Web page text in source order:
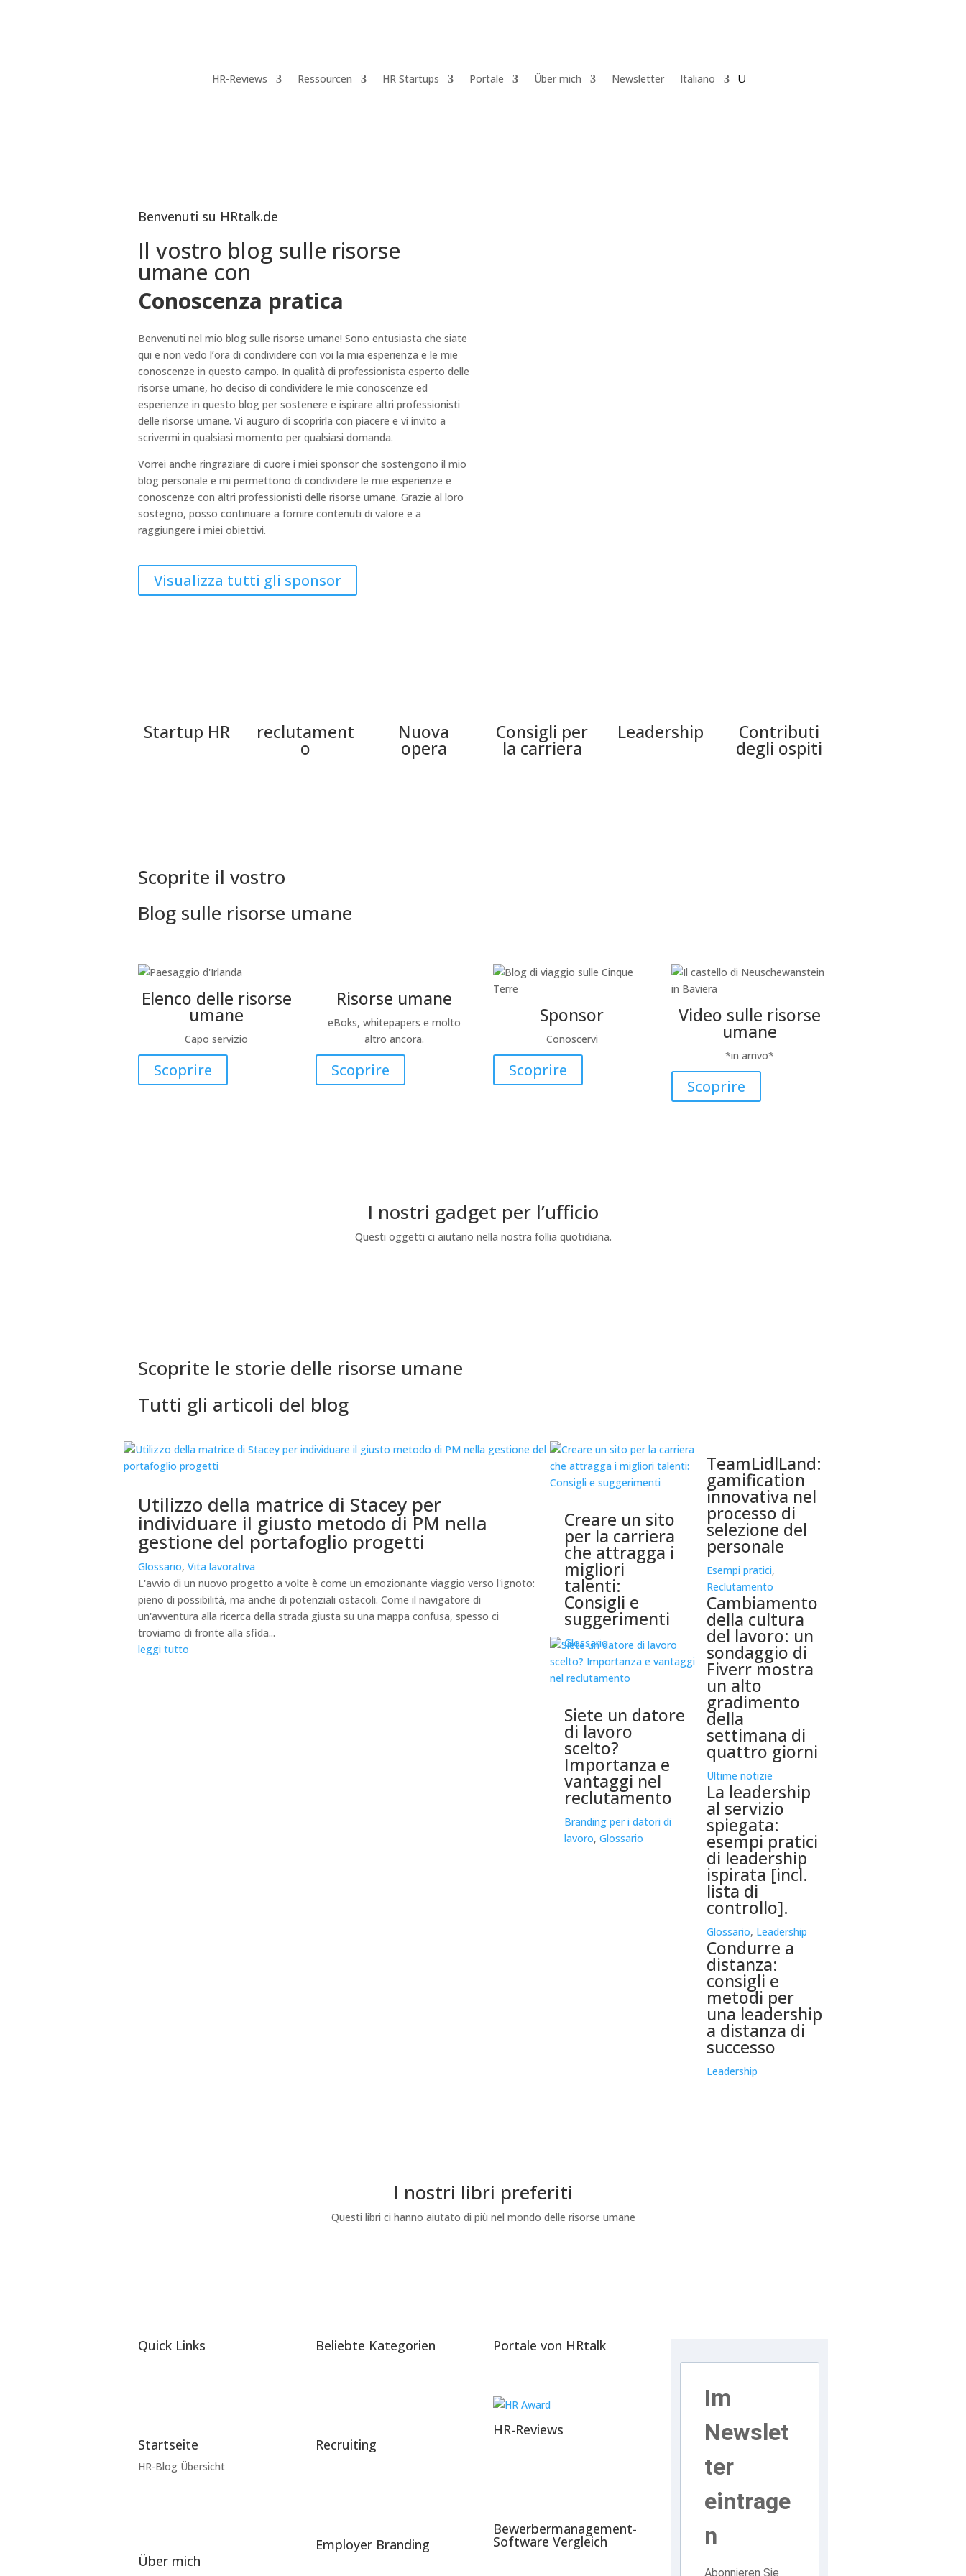
HR-Reviews Ressourcen HR Startups Portale Über mich Newsletter Italiano
Benvenuti su HRtalk.de
Il vostro blog sulle risorse
umane con
Conoscenza pratica
Benvenuti nel mio blog sulle risorse umane! Sono entusiasta che siate
qui e non vedo l’ora di condividere con voi la mia esperienza e le mie
conoscenze in questo campo. In qualità di professionista esperto delle
risorse umane, ho deciso di condividere le mie conoscenze ed
esperienze in questo blog per sostenere e ispirare altri professionisti
delle risorse umane. Vi auguro di scoprirla con piacere e vi invito a
scrivermi in qualsiasi momento per qualsiasi domanda.
Vorrei anche ringraziare di cuore i miei sponsor che sostengono il mio
blog personale e mi permettono di condividere le mie esperienze e
conoscenze con altri professionisti delle risorse umane. Grazie al loro
sostegno, posso continuare a fornire contenuti di valore e a
raggiungere i miei obiettivi.
Visualizza tutti gli sponsor
Startup HR reclutament
o
Nuova
opera
Consigli per
la carriera
Leadership Contributi
degli ospiti
Scoprite il vostro
Blog sulle risorse umane
Elenco delle risorse
umane
Capo servizio
Scoprire
Risorse umane
eBoks, whitepapers e molto
altro ancora.
Scoprire
Sponsor
Conoscervi
Scoprire
Video sulle risorse
umane
*in arrivo*
Scoprire
I nostri gadget per l’ufficio
Questi oggetti ci aiutano nella nostra follia quotidiana.
Scoprite le storie delle risorse umane
Tutti gli articoli del blog
Utilizzo della matrice di Stacey per
individuare il giusto metodo di PM nella
gestione del portafoglio progetti
Glossario, Vita lavorativa
L'avvio di un nuovo progetto a volte è come un emozionante viaggio verso l'ignoto:
pieno di possibilità, ma anche di potenziali ostacoli. Come il navigatore di
un'avventura alla ricerca della strada giusta su una mappa confusa, spesso ci
troviamo di fronte alla sfida...
leggi tutto
Creare un sito
per la carriera
che attragga i
migliori
talenti:
Consigli e
suggerimenti
Glossario
Siete un datore
di lavoro
scelto?
Importanza e
vantaggi nel
reclutamento
Branding per i datori di
lavoro,Glossario
TeamLidlLand:
gamification
innovativa nel
processo di
selezione del
personale
Esempi pratici,
Reclutamento
Cambiamento
della cultura
del lavoro: un
sondaggio di
Fiverr mostra
un alto
gradimento
della
settimana di
quattro giorni
Ultime notizie
La leadership
al servizio
spiegata:
esempi pratici
di leadership
ispirata [incl.
lista di
controllo].
Glossario, Leadership
Condurre a
distanza:
consigli e
metodi per
una leadership
a distanza di
successo
Leadership
I nostri libri preferiti
Questi libri ci hanno aiutato di più nel mondo delle risorse umane
Quick Links
Startseite
HR-Blog Übersicht
Über mich
Beliebte Kategorien
Recruiting
Employer Branding
Portale von HRtalk
HR-Reviews
Bewerbermanagement-
Software Vergleich
Im
Newslet
ter
eintrage
n
Abonnieren Sie